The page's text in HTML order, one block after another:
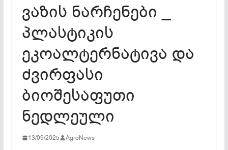
ვაზის ნარჩენები _
პლასტიკის
ეკოალტერნატივა და
ძვირფასი
ბიოშესაფუთი
ნედლეული
13/09/2025 AgroNews